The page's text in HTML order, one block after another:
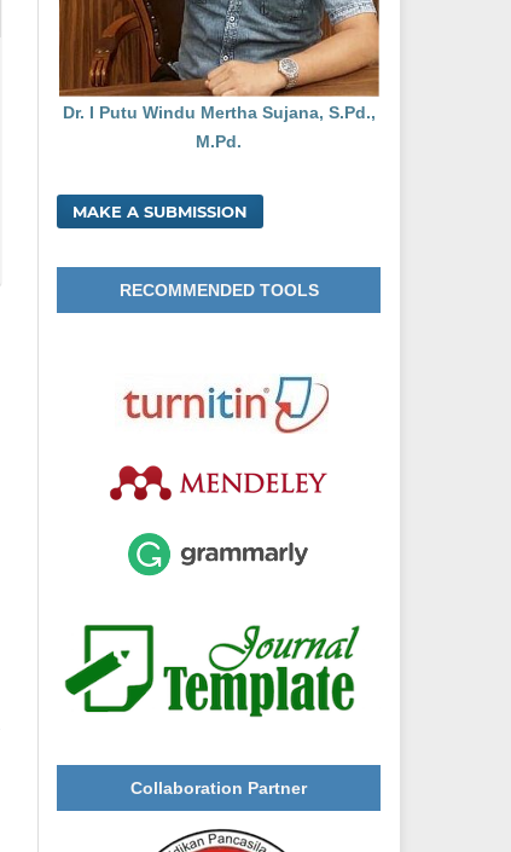
Dr. I Putu Windu Mertha Sujana, S.Pd.,
M.Pd.
MAKE A SUBMISSION
RECOMMENDED TOOLS
Collaboration Partner